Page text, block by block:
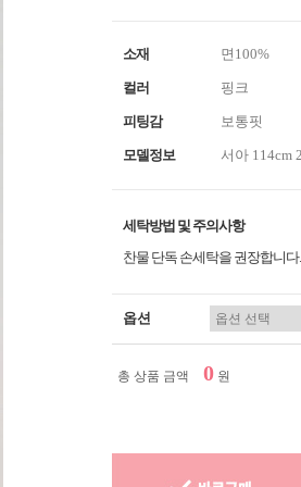
소재 면100%
컬러 핑크
피팅감 보통핏
모델정보 서아 114cm
세탁방법 및 주의사항
찬물 단독 손세탁을 권장합니다.
옵션
총 상품 금액 0 원